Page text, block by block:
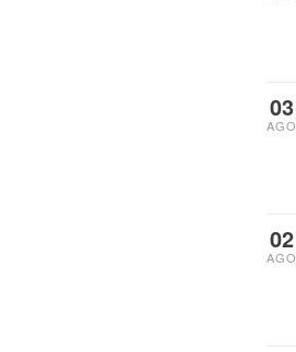
03
AGO
02
AGO